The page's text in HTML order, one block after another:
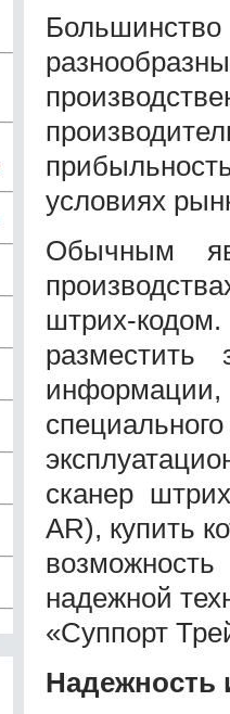
условиях
Обычным
штрих-
разместить
информации,
сканер
AR), купить
надежной
«Суппорт
Надежность